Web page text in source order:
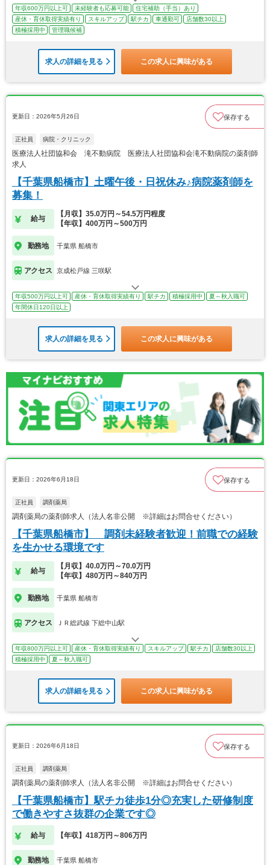
年収600万円以上可 未経験者も応募可能
住宅補助（手当）あり
産休・育休取得実績有り
スキルアップ 駅チカ 車通勤可
店舗数30以上
積極採用中
管理職候補
求人の詳細を見る この求人に興味がある
更新日：2026年5月26日 保存する
正社員 病院・クリニック
医療法人社団協和会 滝不動病院 医療法人社団協和会滝不動病院の薬剤師
求人
【千葉県船橋市】土曜午後・日祝休み♪病院薬剤師を
募集！
給与
【月収】35.0万円～54.5万円程度
【年収】400万円～500万円
勤務地 千葉県 船橋市
アクセス 京成松戸線 三咲駅
年収500万円以上可 産休・育休取得実績有り 駅チカ 積極採用中
夏～秋入職可
年間休日120日以上
求人の詳細を見る この求人に興味がある
更新日：2026年6月18日 保存する
正社員 調剤薬局
調剤薬局の薬剤師求人（法人名非公開 ※詳細はお問合せください）
【千葉県船橋市】 調剤未経験者歓迎！前職での経験
を生かせる環境です
給与
【月収】40.0万円～70.0万円
【年収】480万円～840万円
勤務地 千葉県 船橋市
アクセス ＪＲ総武線 下総中山駅
年収800万円以上可 産休・育休取得実績有り スキルアップ 駅チカ
店舗数30以上
積極採用中
夏～秋入職可
求人の詳細を見る この求人に興味がある
更新日：2026年6月18日 保存する
正社員 調剤薬局
調剤薬局の薬剤師求人（法人名非公開 ※詳細はお問合せください）
【千葉県船橋市】駅チカ徒歩1分◎充実した研修制度
で働きやすさ抜群の企業です◎
給与 【年収】418万円～806万円
勤務地 千葉県 船橋市